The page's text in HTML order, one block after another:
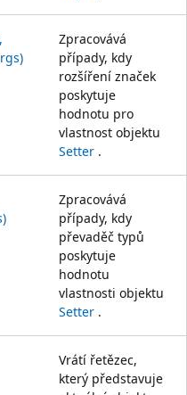
Zpracovává
případy, kdy
rozšíření značek
poskytuje
hodnotu pro
vlastnost objektu
Setter .
Zpracovává
případy, kdy
převaděč typů
poskytuje
hodnotu
vlastnosti objektu
Setter .
Vrátí řetězec,
který představuje